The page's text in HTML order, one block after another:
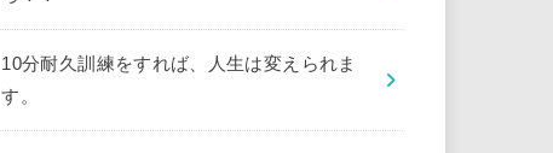
10分耐久訓練をすれば、人生は変えられま
す。